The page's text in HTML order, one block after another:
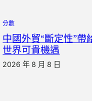
分數
中國外貿“斷定性”
世界可貴機遇
2026 年 8 月 8 日